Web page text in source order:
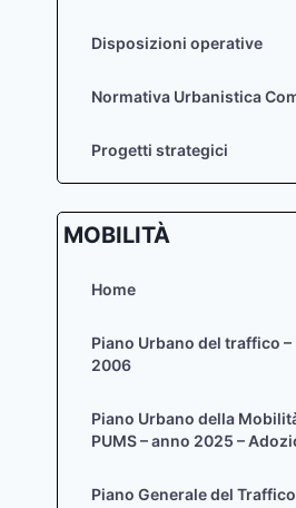
Disposizioni operative
Normativa Urbanistica
Progetti strategici
MOBILITÀ
Home
Piano Urbano del traffico –
2006
Piano Urbano della
PUMS – anno 2025 –
Piano Generale del